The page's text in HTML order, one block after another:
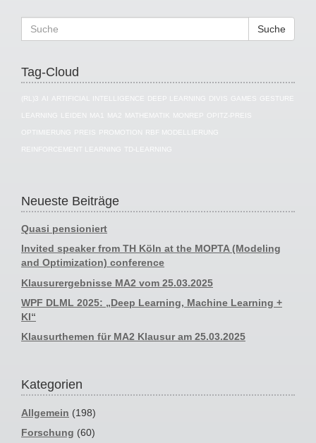
Suche
Tag-Cloud
(RL)3 AI ARTIFICIAL INTELLIGENCE DEEP LEARNING DIVIS GAMES GESTURE
LEARNING LEIDEN MA1 MA2 MATHEMATIK MONREP OPITZ-PREIS
OPTIMIERUNG PREIS PROMOTION RBF MODELLIERUNG
REINFORCEMENT LEARNING TD-LEARNING
Neueste Beiträge
Quasi pensioniert
Invited speaker from TH Köln at the MOPTA (Modeling
and Optimization) conference
Klausurergebnisse MA2 vom 25.03.2025
WPF DLML 2025: „Deep Learning, Machine Learning +
KI“
Klausurthemen für MA2 Klausur am 25.03.2025
Kategorien
Allgemein (198)
Forschung (60)